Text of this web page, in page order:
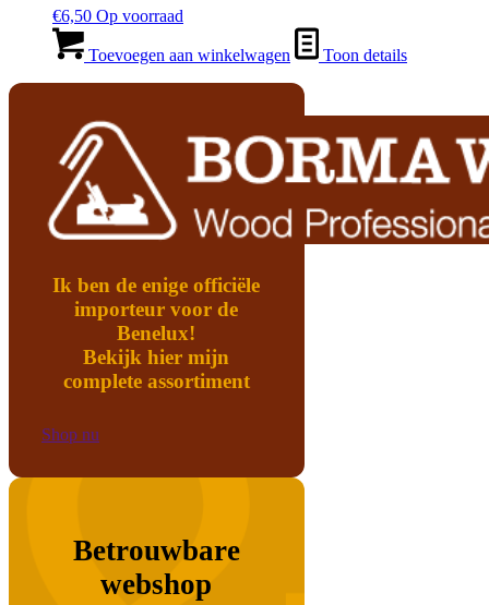
€6,50 Op voorraad
Toevoegen aan winkelwagen Toon details
Ik ben de enige officiële
importeur voor de
Benelux!
Bekijk hier mijn
complete assortiment
Shop nu
Betrouwbare
webshop